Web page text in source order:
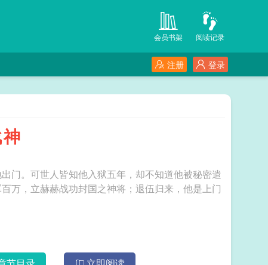
阅读记录
会员书架
登录
注册
门。可世人皆知他入狱五年，却不知道他被秘密遣
万，立赫赫战功封国之神将；退伍归来，他是上门